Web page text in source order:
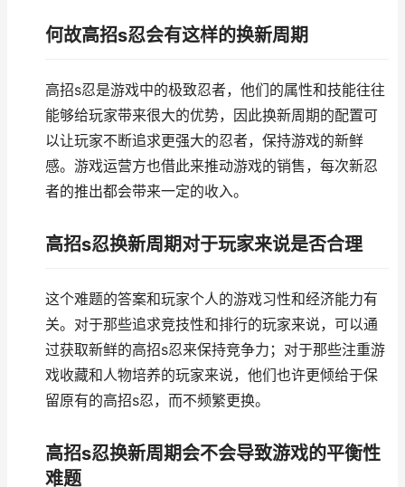
何故高招s忍会有这样的换新周期
高招s忍是游戏中的极致忍者，他们的属性和技能往往
能够给玩家带来很大的优势，因此换新周期的配置可
以让玩家不断追求更强大的忍者，保持游戏的新鲜
感。游戏运营方也借此来推动游戏的销售，每次新忍
者的推出都会带来一定的收入。
高招s忍换新周期对于玩家来说是否合理
这个难题的答案和玩家个人的游戏习性和经济能力有
关。对于那些追求竞技性和排行的玩家来说，可以通
过获取新鲜的高招s忍来保持竞争力；对于那些注重游
戏收藏和人物培养的玩家来说，他们也许更倾给于保
留原有的高招s忍，而不频繁更换。
高招s忍换新周期会不会导致游戏的平衡性
难题